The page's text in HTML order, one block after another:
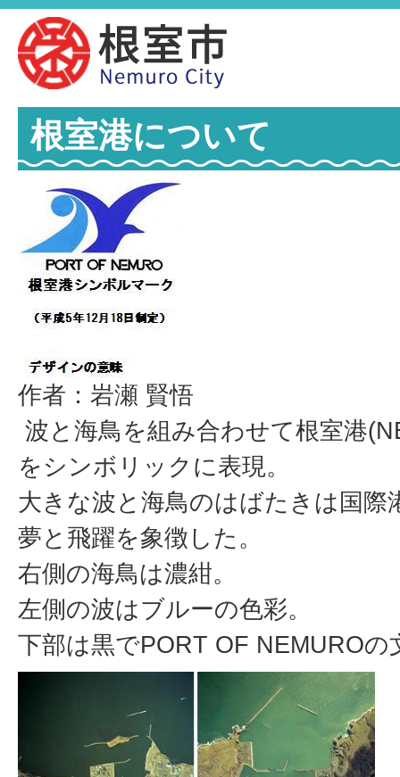
根室港について
作者：岩瀬 賢悟
波と海鳥を組み合わせて根室港
をシンボリックに表現。
大きな波と海鳥のはばたきは国際
夢と飛躍を象徴した。
右側の海鳥は濃紺。
左側の波はブルーの色彩。
下部は黒でPORT OF NEMURO